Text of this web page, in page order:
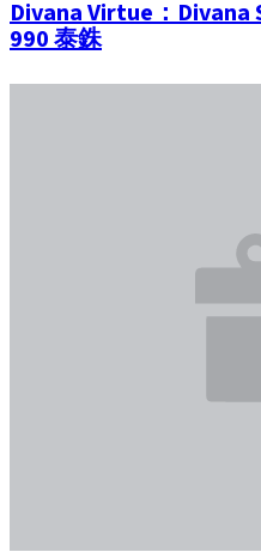
Divana Virtue：Divana
990 泰銖